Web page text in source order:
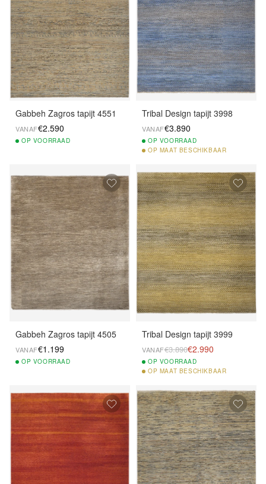
Gabbeh Zagros tapijt 4551
VANAF€2.590
OP VOORRAAD
Tribal Design tapijt 3998
VANAF€3.890
OP VOORRAAD
OP MAAT BESCHIKBAAR
Gabbeh Zagros tapijt 4505
VANAF€1.199
OP VOORRAAD
Tribal Design tapijt 3999
VANAF€3.890€2.990
OP VOORRAAD
OP MAAT BESCHIKBAAR